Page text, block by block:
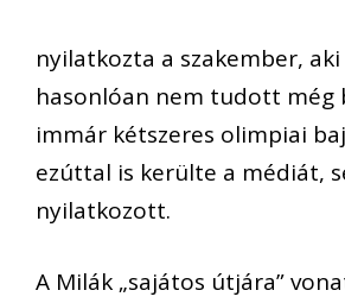
nyilatkozta a szakember,
hasonlóan nem tudott még
immár kétszeres olimpiai
ezúttal is kerülte a médiát,
nyilatkozott.
A Milák „sajátos útjára”